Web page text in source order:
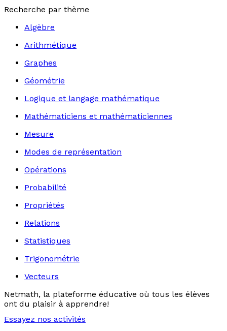
Recherche par thème
Algèbre
Arithmétique
Graphes
Géométrie
Logique et langage mathématique
Mathématiciens et mathématiciennes
Mesure
Modes de représentation
Opérations
Probabilité
Propriétés
Relations
Statistiques
Trigonométrie
Vecteurs
Netmath, la plateforme éducative où tous les élèves
ont du plaisir à apprendre!
Essayez nos activités